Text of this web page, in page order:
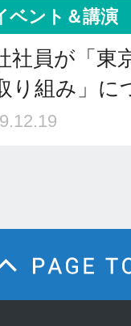
ベント＆講演
社員が「東
り組み」